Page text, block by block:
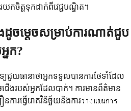
រយកចិត្តទុកដាក់ពីវេជ្ជបណ្ឌិត។
ដូចម្តេចសម្រាប់ការណាត់ជួប
នក?
យជួយធានាថាអ្នកទទួលបានការថែទាំដែល
ើងរបស់អ្នកដែលបាក់។ ការមានព័ត៌មាន
ារធ្វើរោគវិនិច្ឆ័យនិងការวางแผนการ